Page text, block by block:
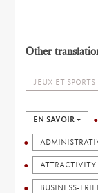
Other
JEUX ET SPORTS
EN SAVOIR +
ATTRACTIVITY
BUSINESS-